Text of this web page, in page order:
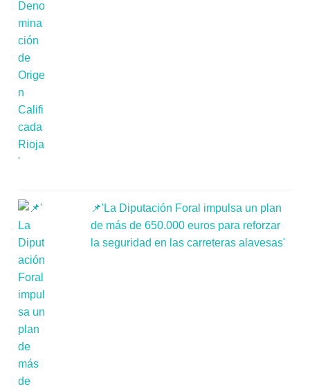
📌'La Diputación Foral impulsa un plan
de más de 650.000 euros para reforzar
la seguridad en las carreteras alavesas'